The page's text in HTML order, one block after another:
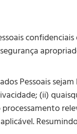
Pessoais
(ii)